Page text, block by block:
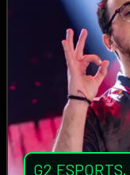
G2 ESPORTS,